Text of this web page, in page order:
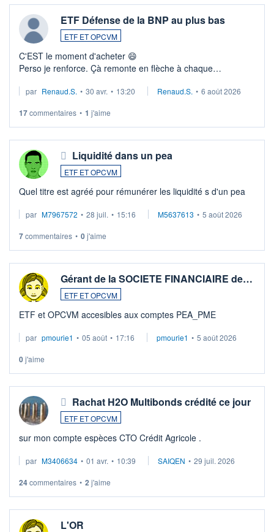
ETF Défense de la BNP au plus bas
ETF ET OPCVM
C'EST le moment d'acheter 😄​
Perso je renforce. Çà remonte en flèche à chaque
Investissement long terme tip top pour sa retraite.
par Renaud.S. • 30 avr. • 13:20 Renaud.S. • 6 août 2026
17commentaires • 1 j'aime
Liquidité dans un pea
ETF ET OPCVM
Quel titre est agréé pour rémunérer les liquidité s d'un pea
par M7967572 • 28 juil. • 15:16 M5637613 • 5 août 2026
7commentaires • 0j'aime
Gérant de la SOCIETE FINANCIAIRE de…
ETF ET OPCVM
ETF et OPCVM accesibles aux comptes PEA_PME
par pmourie1 • 05 août • 17:16 pmourie1 • 5 août 2026
0j'aime
Rachat H2O Multibonds crédité ce jour
ETF ET OPCVM
sur mon compte espèces CTO Crédit Agricole .
par M3406634 • 01 avr. • 10:39 SAIQEN • 29 juil. 2026
24commentaires • 2 j'aime
L'OR